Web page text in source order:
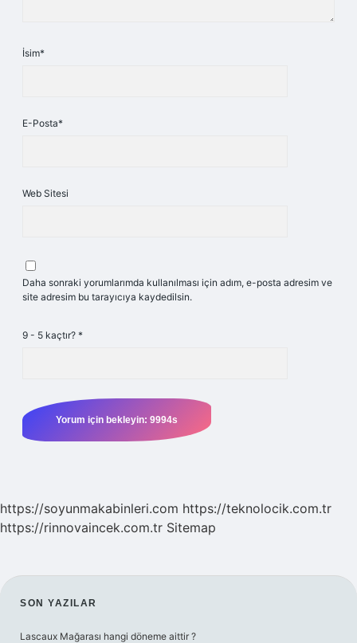
İsim*
E-Posta*
Web Sitesi
Daha sonraki yorumlarımda kullanılması için adım, e-posta adresim ve
site adresim bu tarayıcıya kaydedilsin.
9 - 5 kaçtır? *
https://soyunmakabinleri.com https://teknolocik.com.tr
https://rinnovaincek.com.tr Sitemap
SIDEBAR
SON YAZILAR
Lascaux Mağarası hangi döneme aittir ?